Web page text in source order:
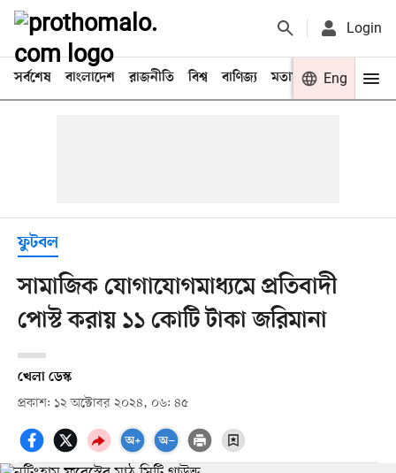
Login
সর্বশেষ বাংলাদেশ রাজনীতি বিশ্ব বাণিজ্য মতামত খেলা
Eng
ফুটবল
সামাজিক যোগাযোগমাধ্যমে প্রতিবাদী
পোস্ট করায় ১১ কোটি টাকা জরিমানা
খেলা ডেস্ক
প্রকাশ: ১২ অক্টোবর ২০২৪, ০৬: ৪৫